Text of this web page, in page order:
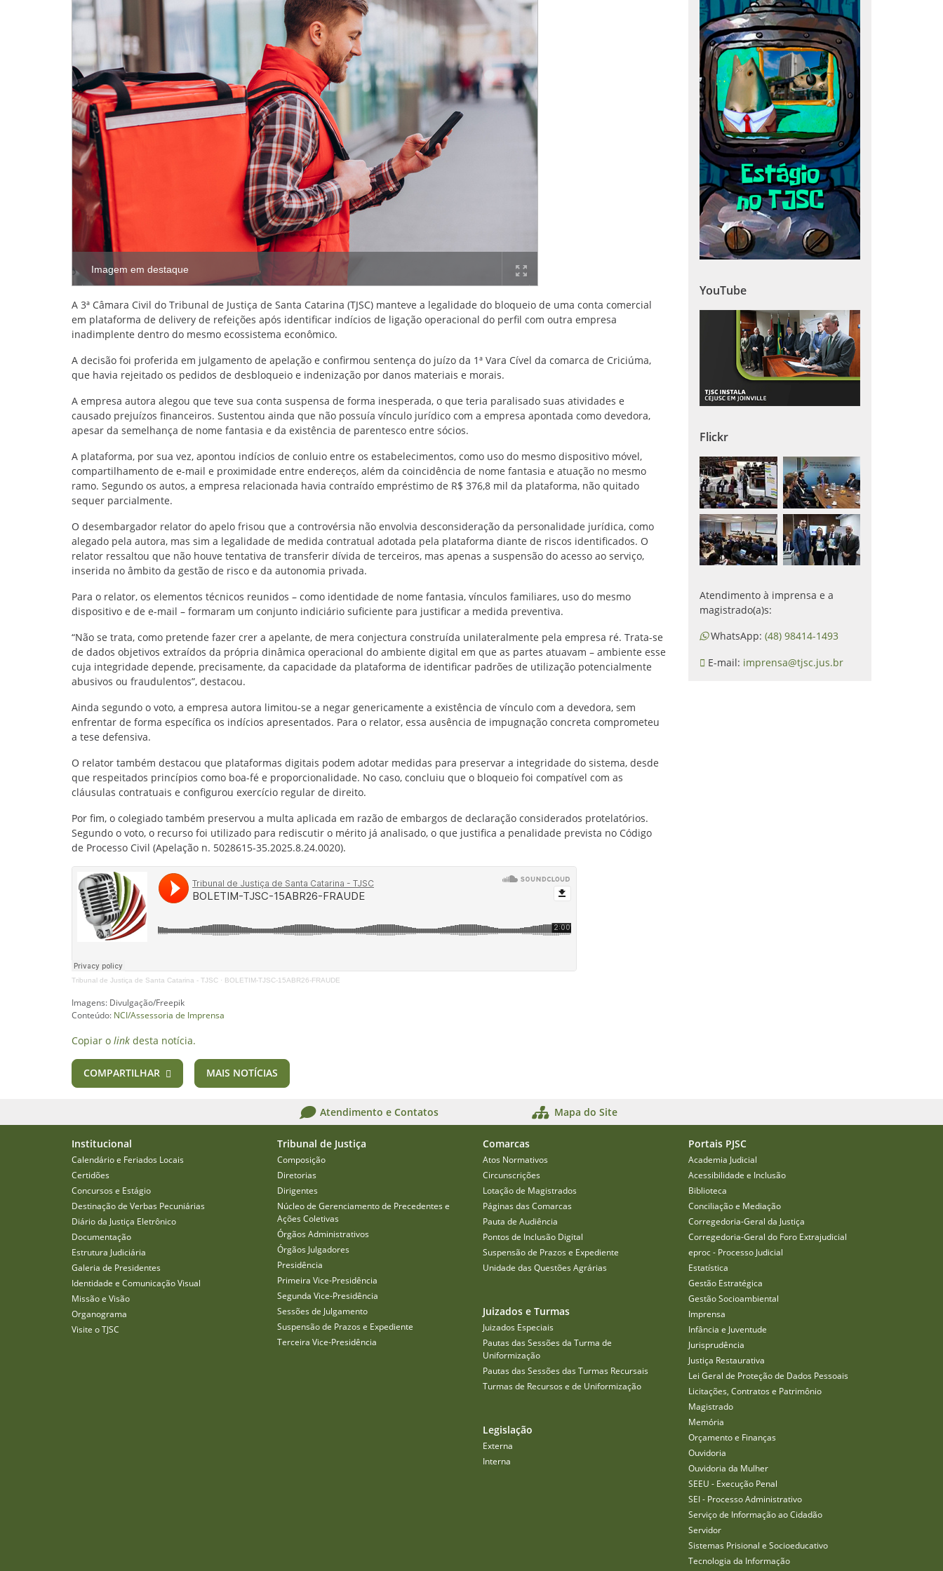
Imagem em destaque
A 3ª Câmara Civil do Tribunal de Justiça de Santa Catarina (TJSC) manteve a legalidade do bloqueio de uma conta comercial
em plataforma de delivery de refeições após identificar indícios de ligação operacional do perfil com outra empresa
inadimplente dentro do mesmo ecossistema econômico.
A decisão foi proferida em julgamento de apelação e confirmou sentença do juízo da 1ª Vara Cível da comarca de Criciúma,
que havia rejeitado os pedidos de desbloqueio e indenização por danos materiais e morais.
A empresa autora alegou que teve sua conta suspensa de forma inesperada, o que teria paralisado suas atividades e
causado prejuízos financeiros. Sustentou ainda que não possuía vínculo jurídico com a empresa apontada como devedora,
apesar da semelhança de nome fantasia e da existência de parentesco entre sócios.
A plataforma, por sua vez, apontou indícios de conluio entre os estabelecimentos, como uso do mesmo dispositivo móvel,
compartilhamento de e-mail e proximidade entre endereços, além da coincidência de nome fantasia e atuação no mesmo
ramo. Segundo os autos, a empresa relacionada havia contraído empréstimo de R$ 376,8 mil da plataforma, não quitado
sequer parcialmente.
O desembargador relator do apelo frisou que a controvérsia não envolvia desconsideração da personalidade jurídica, como
alegado pela autora, mas sim a legalidade de medida contratual adotada pela plataforma diante de riscos identificados. O
relator ressaltou que não houve tentativa de transferir dívida de terceiros, mas apenas a suspensão do acesso ao serviço,
inserida no âmbito da gestão de risco e da autonomia privada.
Para o relator, os elementos técnicos reunidos – como identidade de nome fantasia, vínculos familiares, uso do mesmo
dispositivo e de e-mail – formaram um conjunto indiciário suficiente para justificar a medida preventiva.
“Não se trata, como pretende fazer crer a apelante, de mera conjectura construída unilateralmente pela empresa ré. Trata-se
de dados objetivos extraídos da própria dinâmica operacional do ambiente digital em que as partes atuavam – ambiente esse
cuja integridade depende, precisamente, da capacidade da plataforma de identificar padrões de utilização potencialmente
abusivos ou fraudulentos”, destacou.
Ainda segundo o voto, a empresa autora limitou-se a negar genericamente a existência de vínculo com a devedora, sem
enfrentar de forma específica os indícios apresentados. Para o relator, essa ausência de impugnação concreta comprometeu
a tese defensiva.
O relator também destacou que plataformas digitais podem adotar medidas para preservar a integridade do sistema, desde
que respeitados princípios como boa-fé e proporcionalidade. No caso, concluiu que o bloqueio foi compatível com as
cláusulas contratuais e configurou exercício regular de direito.
Por fim, o colegiado também preservou a multa aplicada em razão de embargos de declaração considerados protelatórios.
Segundo o voto, o recurso foi utilizado para rediscutir o mérito já analisado, o que justifica a penalidade prevista no Código
de Processo Civil (Apelação n. 5028615-35.2025.8.24.0020).
Tribunal de Justiça de Santa Catarina - TJSC · BOLETIM-TJSC-15ABR26-FRAUDE
Imagens: Divulgação/Freepik
Conteúdo: NCI/Assessoria de Imprensa
Copiar o link desta notícia.
COMPARTILHAR MAIS NOTÍCIAS
YouTube
Flickr
Atendimento à imprensa e a
magistrado(a)s:
WhatsApp: (48) 98414-1493
E-mail: imprensa@tjsc.jus.br
Atendimento e Contatos Mapa do Site
Institucional
Calendário e Feriados Locais
Certidões
Concursos e Estágio
Destinação de Verbas Pecuniárias
Diário da Justiça Eletrônico
Documentação
Estrutura Judiciária
Galeria de Presidentes
Identidade e Comunicação Visual
Missão e Visão
Organograma
Visite o TJSC
Tribunal de Justiça
Composição
Diretorias
Dirigentes
Núcleo de Gerenciamento de Precedentes e
Ações Coletivas
Órgãos Administrativos
Órgãos Julgadores
Presidência
Primeira Vice-Presidência
Segunda Vice-Presidência
Sessões de Julgamento
Suspensão de Prazos e Expediente
Terceira Vice-Presidência
Comarcas
Atos Normativos
Circunscrições
Lotação de Magistrados
Páginas das Comarcas
Pauta de Audiência
Pontos de Inclusão Digital
Suspensão de Prazos e Expediente
Unidade das Questões Agrárias
Juizados e Turmas
Juizados Especiais
Pautas das Sessões da Turma de
Uniformização
Pautas das Sessões das Turmas Recursais
Turmas de Recursos e de Uniformização
Legislação
Externa
Interna
Portais PJSC
Academia Judicial
Acessibilidade e Inclusão
Biblioteca
Conciliação e Mediação
Corregedoria-Geral da Justiça
Corregedoria-Geral do Foro Extrajudicial
eproc - Processo Judicial
Estatística
Gestão Estratégica
Gestão Socioambiental
Imprensa
Infância e Juventude
Jurisprudência
Justiça Restaurativa
Lei Geral de Proteção de Dados Pessoais
Licitações, Contratos e Patrimônio
Magistrado
Memória
Orçamento e Finanças
Ouvidoria
Ouvidoria da Mulher
SEEU - Execução Penal
SEI - Processo Administrativo
Serviço de Informação ao Cidadão
Servidor
Sistemas Prisional e Socioeducativo
Tecnologia da Informação